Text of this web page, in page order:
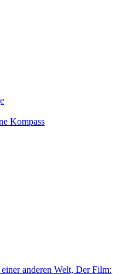
Kompass
anderen Welt, Der Film: